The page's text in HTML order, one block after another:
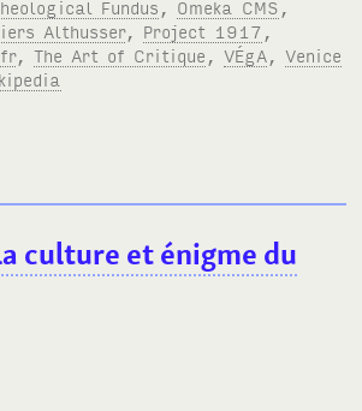
Fundus Omeka CMS
Althusser, Project 1917
,The Art of Critique ,VÉgA ,Venice
culture et énigme du